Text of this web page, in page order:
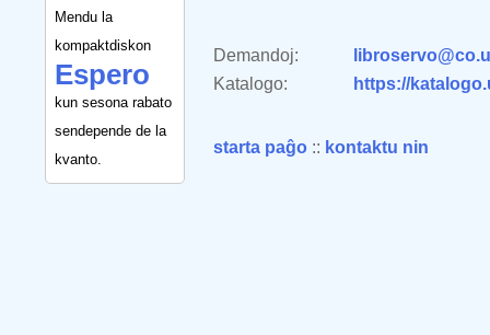
Mendu la
kompaktdiskon
Espero
kun sesona rabato
sendepende de la
kvanto.
Demandoj:
Katalogo:
https://
starta paĝo :: kontaktu nin